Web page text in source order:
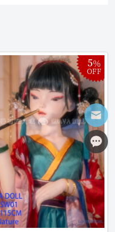
5％
OFF